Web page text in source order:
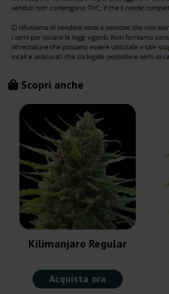
Scopri anche
Kilimanjaro Regular
Acquista ora